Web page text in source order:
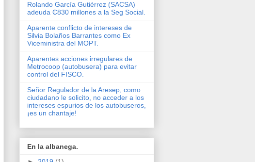
Rolando García Gutiérrez (SACSA)
adeuda ₵830 millones a la Seg Social.
Aparente conflicto de intereses de
Silvia Bolaños Barrantes como Ex
Viceministra del MOPT.
Aparentes acciones irregulares de
Metrocoop (autobusera) para evitar
control del FISCO.
Señor Regulador de la Aresep, como
ciudadano le solicito, no acceder a los
intereses espurios de los autobuseros,
¡es un chantaje!
En la albanega.